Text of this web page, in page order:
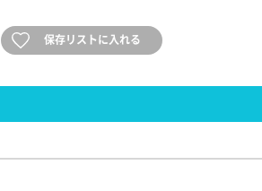
保存リストに入れる